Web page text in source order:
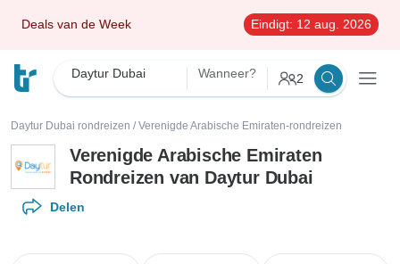
Deals van de Week Eindigt: 12 aug. 2026
Daytur Dubai Wanneer? 2
Daytur Dubai rondreizen / Verenigde Arabische Emiraten-rondreizen
Verenigde Arabische Emiraten
Rondreizen van Daytur Dubai
Delen